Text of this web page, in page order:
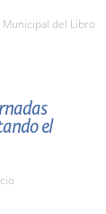
Municipal del Libro
el